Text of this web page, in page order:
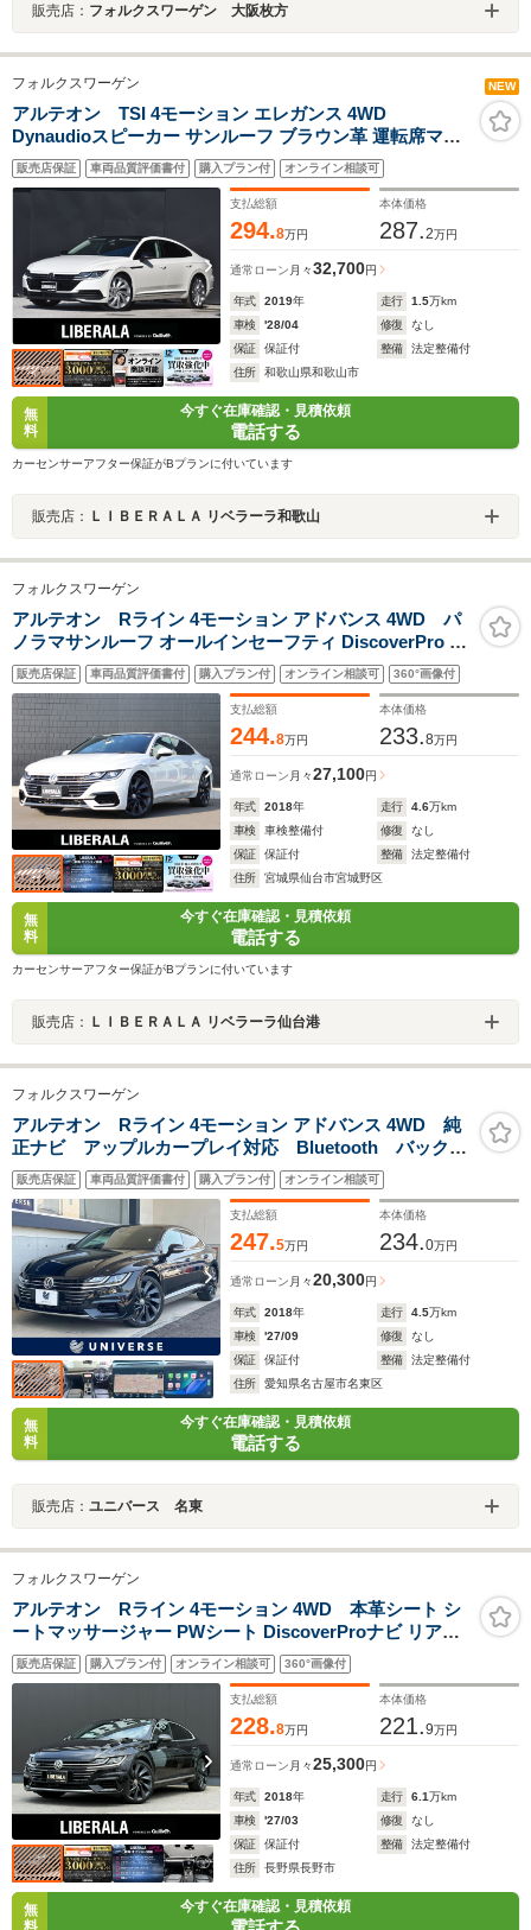
販売店： フォルクスワーゲン 大阪枚方
フォルクスワーゲン NEW
アルテオン TSI 4モーション エレガンス 4WD
Dynaudioスピーカー サンルーフ ブラウン革 運転席マッ
サージシート 純正ナビ フルセグ Apple CarPlay シートヒ
ーター ステアリングヒーター 全席シートヒーター 純正
20AW 電動バックドア LEDヘッドライト HUD ETC
販売店保証 車両品質評価書付 購入プラン付 オンライン相談可
支払総額
294.8万円
本体価格
287.2万円
通常ローン 月々32,700円
年式 2019年 走行 1.5万km
車検
'28/04 修復
なし
保証
保証付 整備
法定整備付
住所
和歌山県和歌山市
無
料
今すぐ在庫確認・見積依頼
電話する
カーセンサーアフター保証がBプランに付いています
販売店： ＬＩＢＥＲＡＬＡ リベラーラ和歌山
フォルクスワーゲン
アルテオン Rライン 4モーション アドバンス 4WD パ
ノラマサンルーフ オールインセーフティ DiscoverPro 前
席パワーシート パワーリアゲート 運転席マッサージ機能
ACC プリクラッシュブレーキシステム アラウンドビュ
ーカメラ 純正20インチAW
販売店保証 車両品質評価書付 購入プラン付 オンライン相談可 360°画像付
支払総額
244.8万円
本体価格
233.8万円
通常ローン 月々27,100円
年式 2018年 走行 4.6万km
車検
車検整備付 修復
なし
保証
保証付 整備
法定整備付
住所
宮城県仙台市宮城野区
無
料
今すぐ在庫確認・見積依頼
電話する
カーセンサーアフター保証がBプランに付いています
販売店： ＬＩＢＥＲＡＬＡ リベラーラ仙台港
フォルクスワーゲン
アルテオン Rライン 4モーション アドバンス 4WD 純
正ナビ アップルカープレイ対応 Bluetooth バックカ
メラ 電動リアゲート ブラックレザーシート シート
ヒーター 純正20インチアルミホイール LEDヘッドラ
イト パドルシフト スマートキー
販売店保証 車両品質評価書付 購入プラン付 オンライン相談可
支払総額
247.5万円
本体価格
234.0万円
通常ローン 月々20,300円
年式 2018年 走行 4.5万km
車検
'27/09 修復
なし
保証
保証付 整備
法定整備付
住所
愛知県名古屋市名東区
無
料
今すぐ在庫確認・見積依頼
電話する
販売店： ユニバース 名東
フォルクスワーゲン
アルテオン Rライン 4モーション 4WD 本革シート シ
ートマッサージャー PWシート DiscoverProナビ リアビ
ューカメラ CarPlay対応 ヘッドアップディスプレイ デジ
タルメータークラスター PWバックドア LEDヘッドライ
ト ACC LKA ブラインドスポット ETC
販売店保証 購入プラン付 オンライン相談可 360°画像付
支払総額
228.8万円
本体価格
221.9万円
通常ローン 月々25,300円
年式 2018年 走行 6.1万km
車検
'27/03 修復
なし
保証
保証付 整備
法定整備付
住所
長野県長野市
無
料
今すぐ在庫確認・見積依頼